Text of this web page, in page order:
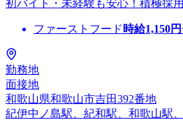
初バイト・未経験も安心！積極採
ファーストフード 時給1,150
勤務地
面接地
和歌山県和歌山市吉田392番地
紀伊中ノ島駅、紀和駅、和歌山駅